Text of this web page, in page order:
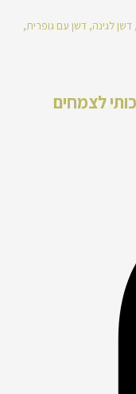
לצמחים